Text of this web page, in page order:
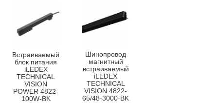
Встраиваемый
блок питания
iLEDEX
TECHNICAL
VISION
POWER 4822-
100W-BK
Шинопровод
магнитный
встраиваемый
iLEDEX
TECHNICAL
VISION 4822-
65/48-3000-BK